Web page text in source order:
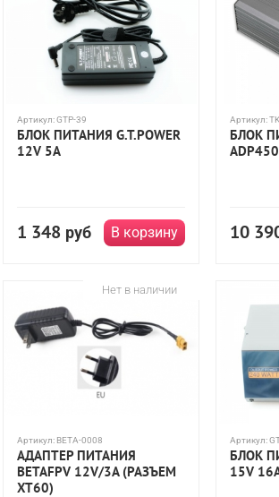
Артикул:GTP-39
БЛОК ПИТАНИЯ G.T.POWER
12V 5A
1 348 руб В корзину
Артикул:
БЛОК
10
Нет в наличии
Артикул: BETA-0008
АДАПТЕР ПИТАНИЯ
BETAFPV 12V/3A (РАЗЪЕМ
XT60)
Артикул:
БЛОК
15V